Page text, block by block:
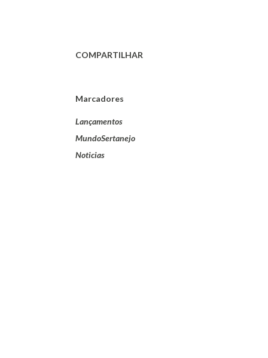
COMPARTILHAR
Marcadores
Lançamentos
MundoSertanejo
Noticias